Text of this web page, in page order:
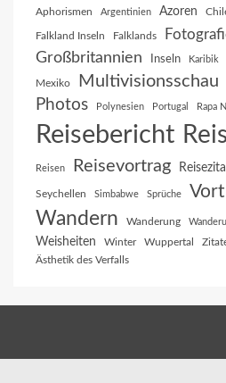
Aphorismen Argentinien Azoren
Falkland Inseln Falklands
Großbritannien Inseln Karibik
Mexiko Multivisionsschau
Photos Polynesien Portugal Rapa
Reisebericht
Reisen Reisevortrag
Seychellen Simbabwe Sprüche
Wandern Wanderung
Weisheiten Winter Wuppertal
Ästhetik des Verfalls